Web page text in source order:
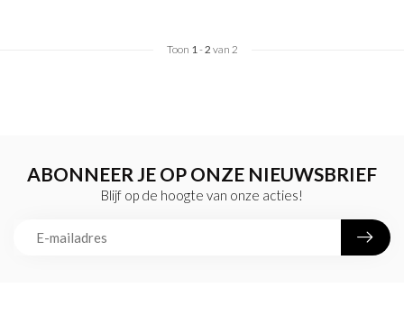
Toon 1-2 van 2
ABONNEER JE OP ONZE NIEUWSBRIEF
Blijf op de hoogte van onze acties!